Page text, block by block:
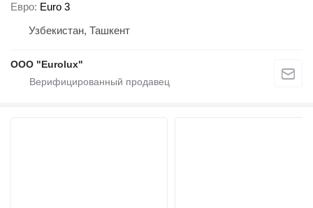
Евро Euro 3
Узбекистан, Ташкент
ООО "Eurolux"